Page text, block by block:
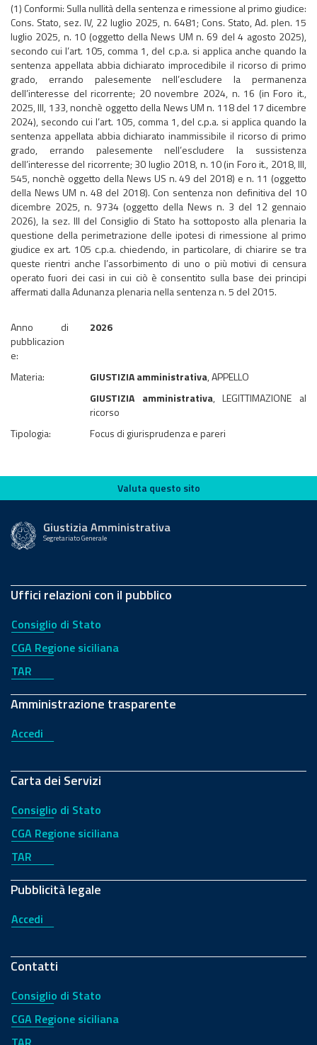
(1) Conformi: Sulla nullità della sentenza e rimessione al primo giudice:
Cons. Stato, sez. IV, 22 luglio 2025, n. 6481; Cons. Stato, Ad. plen. 15
luglio 2025, n. 10 (oggetto della News UM n. 69 del 4 agosto 2025),
secondo cui l’art. 105, comma 1, del c.p.a. si applica anche quando la
sentenza appellata abbia dichiarato improcedibile il ricorso di primo
grado, errando palesemente nell’escludere la permanenza
dell’interesse del ricorrente; 20 novembre 2024, n. 16 (in Foro it.,
2025, III, 133, nonchè oggetto della News UM n. 118 del 17 dicembre
2024), secondo cui l’art. 105, comma 1, del c.p.a. si applica quando la
sentenza appellata abbia dichiarato inammissibile il ricorso di primo
grado, errando palesemente nell’escludere la sussistenza
dell’interesse del ricorrente; 30 luglio 2018, n. 10 (in Foro it., 2018, III,
545, nonchè oggetto della News US n. 49 del 2018) e n. 11 (oggetto
della News UM n. 48 del 2018). Con sentenza non definitiva del 10
dicembre 2025, n. 9734 (oggetto della News n. 3 del 12 gennaio
2026), la sez. III del Consiglio di Stato ha sottoposto alla plenaria la
questione della perimetrazione delle ipotesi di rimessione al primo
giudice ex art. 105 c.p.a. chiedendo, in particolare, di chiarire se tra
queste rientri anche l’assorbimento di uno o più motivi di censura
operato fuori dei casi in cui ciò è consentito sulla base dei principi
affermati dalla Adunanza plenaria nella sentenza n. 5 del 2015.
Anno di
pubblicazion
e:
2026
Materia: GIUSTIZIA amministrativa, APPELLO
GIUSTIZIA amministrativa, LEGITTIMAZIONE al
ricorso
Tipologia:
Focus di giurisprudenza e pareri
Valuta questo sito
Valuta questo sito
Giustizia Amministrativa
Segretariato Generale
Uffici relazioni con il pubblico
Consiglio di Stato
CGA Regione siciliana
TAR
Amministrazione trasparente
Accedi
Carta dei Servizi
Consiglio di Stato
CGA Regione siciliana
TAR
Pubblicità legale
Accedi
Contatti
Consiglio di Stato
CGA Regione siciliana